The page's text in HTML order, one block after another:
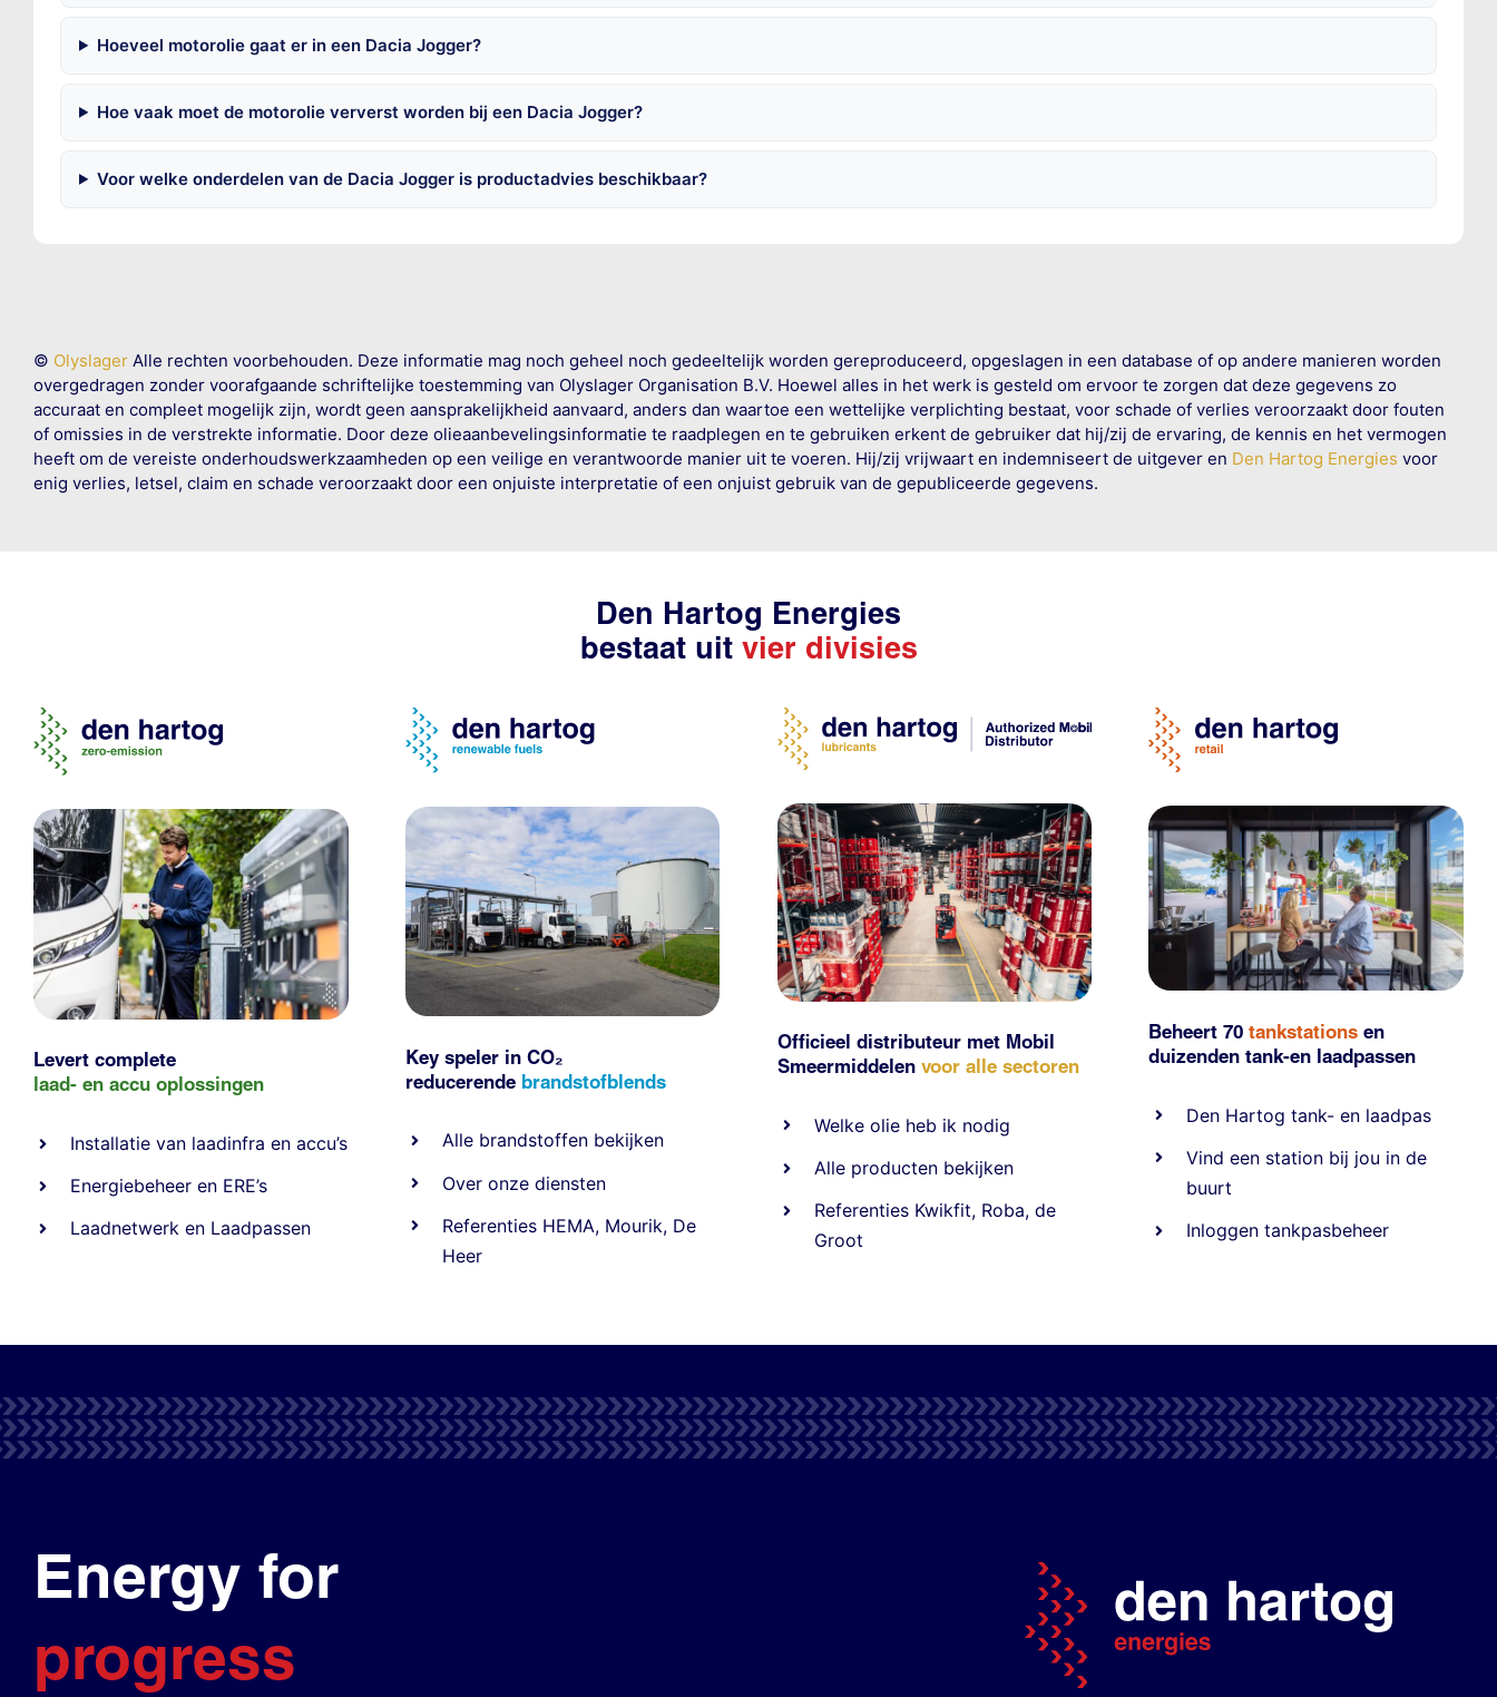
Hoeveel motorolie gaat er in een Dacia Jogger?
Hoe vaak moet de motorolie ververst worden bij een Dacia Jogger?
Voor welke onderdelen van de Dacia Jogger is productadvies beschikbaar?
© OlyslagerAlle rechten voorbehouden. Deze informatie mag noch geheel noch gedeeltelijk worden gereproduceerd, opgeslagen in een database of op andere manieren worden
overgedragen zonder voorafgaande schriftelijke toestemming van Olyslager Organisation B.V. Hoewel alles in het werk is gesteld om ervoor te zorgen dat deze gegevens zo
accuraat en compleet mogelijk zijn, wordt geen aansprakelijkheid aanvaard, anders dan waartoe een wettelijke verplichting bestaat, voor schade of verlies veroorzaakt door fouten
of omissies in de verstrekte informatie. Door deze olieaanbevelingsinformatie te raadplegen en te gebruiken erkent de gebruiker dat hij/zij de ervaring, de kennis en het vermogen
heeft om de vereiste onderhoudswerkzaamheden op een veilige en verantwoorde manier uit te voeren. Hij/zij vrijwaart en indemniseert de uitgever en Den Hartog Energies voor
enig verlies, letsel, claim en schade veroorzaakt door een onjuiste interpretatie of een onjuist gebruik van de gepubliceerde gegevens.
Den Hartog Energies
bestaat uit vier divisies
Levert complete
laad- en accu oplossingen
Installatie van laadinfra en accu’s
Energiebeheer en ERE’s
Laadnetwerk en Laadpassen
Key speler in CO₂
reducerende brandstofblends
Alle brandstoffen bekijken
Over onze diensten
Referenties HEMA, Mourik, De
Heer
Officieel distributeur met Mobil
Smeermiddelen voor alle sectoren
Welke olie heb ik nodig
Alle producten bekijken
Referenties Kwikfit, Roba, de
Groot
Beheert 70tankstationsen
duizendentank-en laadpassen
Den Hartog tank- en laadpas
Vind een station bij jou in de
buurt
Inloggen tankpasbeheer
Energy for
progress